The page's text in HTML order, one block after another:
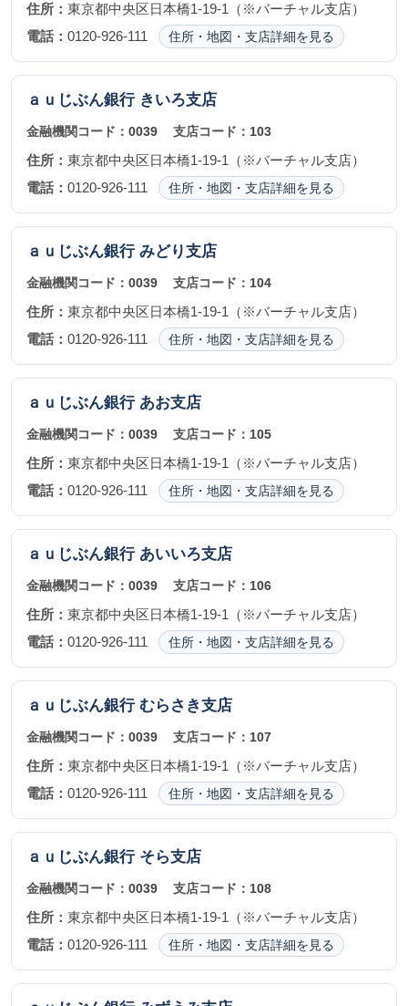
住所： 東京都中央区日本橋1-19-1（※バーチャル支店）
電話： 0120-926-111 住所・地図・支店詳細を見る
ａｕじぶん銀行 きいろ支店
金融機関コード： 0039 支店コード： 103
住所： 東京都中央区日本橋1-19-1（※バーチャル支店）
電話： 0120-926-111 住所・地図・支店詳細を見る
ａｕじぶん銀行 みどり支店
金融機関コード： 0039 支店コード： 104
住所： 東京都中央区日本橋1-19-1（※バーチャル支店）
電話： 0120-926-111 住所・地図・支店詳細を見る
ａｕじぶん銀行 あお支店
金融機関コード： 0039 支店コード： 105
住所： 東京都中央区日本橋1-19-1（※バーチャル支店）
電話： 0120-926-111 住所・地図・支店詳細を見る
ａｕじぶん銀行 あいいろ支店
金融機関コード： 0039 支店コード： 106
住所： 東京都中央区日本橋1-19-1（※バーチャル支店）
電話： 0120-926-111 住所・地図・支店詳細を見る
ａｕじぶん銀行 むらさき支店
金融機関コード： 0039 支店コード： 107
住所： 東京都中央区日本橋1-19-1（※バーチャル支店）
電話： 0120-926-111 住所・地図・支店詳細を見る
ａｕじぶん銀行 そら支店
金融機関コード： 0039 支店コード： 108
住所： 東京都中央区日本橋1-19-1（※バーチャル支店）
電話： 0120-926-111 住所・地図・支店詳細を見る